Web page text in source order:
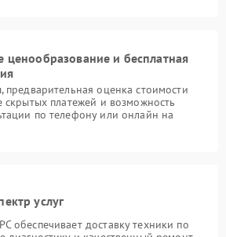
ценообразование и бесплатная
предварительная оценка стоимости
скрытых платежей и возможность
по телефону или онлайн на
услуг
обеспечивает доставку техники по